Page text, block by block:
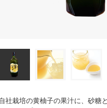
自社栽培の黄柚子の果汁に、砂糖